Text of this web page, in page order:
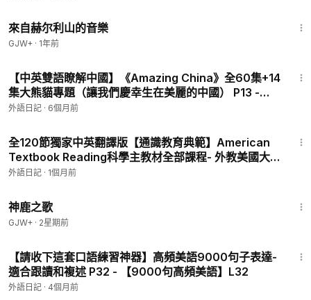
來自赫尔利山的音樂
GJW+ · 1年前
【中英雙語瞭解中國】《Amazing China》全60集+14
集大熊貓專題（讓我們慶幸生在美麗的中國） P13 -
Amazing China 美麗中國 13.飛鳥無法征服之山
外語日記 · 6個月前
全120節獨家中英翻譯版【通識教育典範】American
Textbook Reading科學主教材全部課程- 外教美國大
叔Brain Stewart精講 P115 - Social Studies 社會科
外語日記 · 1個月前
神鹿之歌
GJW+ · 2星期前
【請收下這套口語練習神器】高頻美語9000句子表達-
適合跟讀和複述 P32 - 【9000句高頻美語】L32
外語日記 · 4個月前